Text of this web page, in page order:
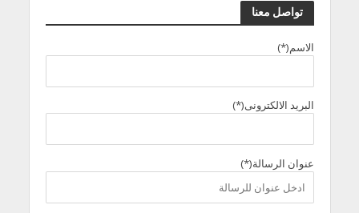
تواصل معنا
الاسم(*)
البريد الالكترونى(*)
عنوان الرسالة(*)